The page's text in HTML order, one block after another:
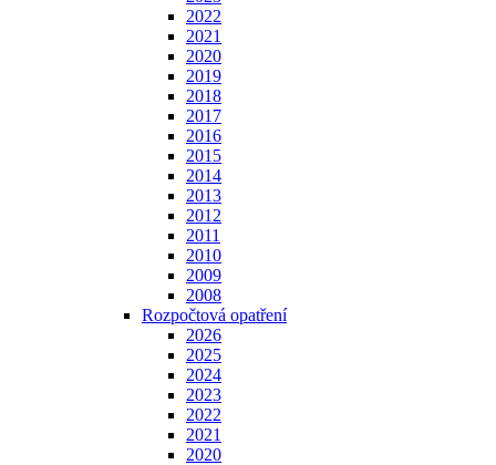
2022
2021
2020
2019
2018
2017
2016
2015
2014
2013
2012
2011
2010
2009
2008
Rozpočtová opatření
2026
2025
2024
2023
2022
2021
2020